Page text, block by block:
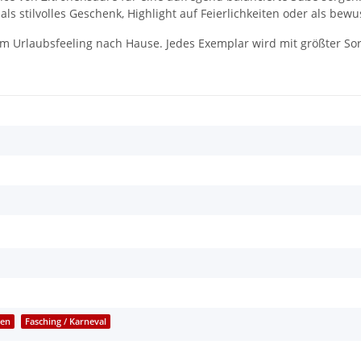
stilvolles Geschenk, Highlight auf Feierlichkeiten oder als
Urlaubsfeeling nach Hause. Jedes Exemplar wird mit größter
Fasching / Karneval